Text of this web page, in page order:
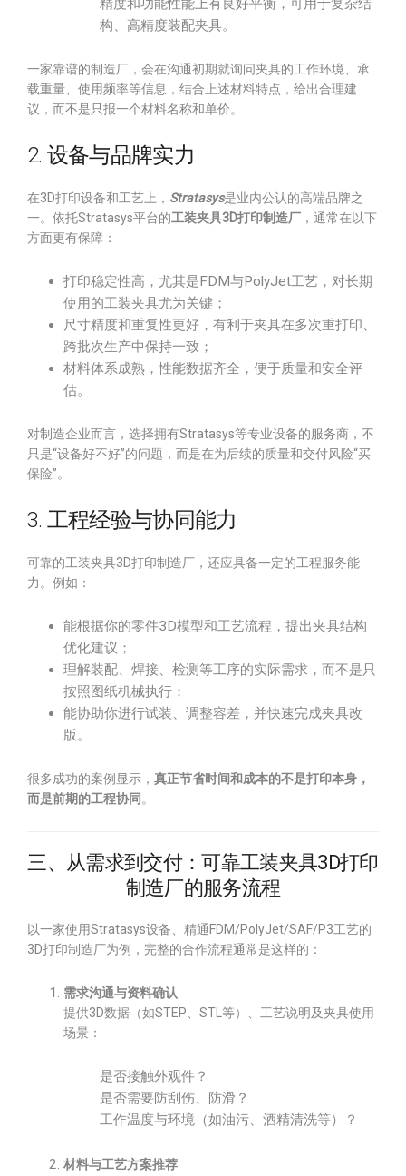
精度和功能性能上有良好平衡，可用于复杂结
构、高精度装配夹具。
一家靠谱的制造厂，会在沟通初期就询问夹具的工作环境、承
载重量、使用频率等信息，结合上述材料特点，给出合理建
议，而不是只报一个材料名称和单价。
2. 设备与品牌实力
在3D打印设备和工艺上， Stratasys是业内公认的高端品牌之
一。依托Stratasys平台的工装夹具3D打印制造厂 ，通常在以下
方面更有保障：
打印稳定性高，尤其是FDM与PolyJet工艺，对长期
使用的工装夹具尤为关键；
尺寸精度和重复性更好，有利于夹具在多次重打印、
跨批次生产中保持一致；
材料体系成熟，性能数据齐全，便于质量和安全评
估。
对制造企业而言，选择拥有Stratasys等专业设备的服务商，不
只是“设备好不好”的问题，而是在为后续的质量和交付风险“买
保险”。
3. 工程经验与协同能力
可靠的工装夹具3D打印制造厂，还应具备一定的工程服务能
力。例如：
能根据你的零件3D模型和工艺流程，提出夹具结构
优化建议；
理解装配、焊接、检测等工序的实际需求，而不是只
按照图纸机械执行；
能协助你进行试装、调整容差，并快速完成夹具改
版。
很多成功的案例显示， 真正节省时间和成本的不是打印本身，
而是前期的工程协同 。
三、从需求到交付：可靠工装夹具3D打印
制造厂的服务流程
以一家使用Stratasys设备、精通FDM/PolyJet/SAF/P3工艺的
3D打印制造厂为例，完整的合作流程通常是这样的：
需求沟通与资料确认
提供3D数据（如STEP、STL等）、工艺说明及夹具使用
场景：
是否接触外观件？
是否需要防刮伤、防滑？
工作温度与环境（如油污、酒精清洗等）？
材料与工艺方案推荐